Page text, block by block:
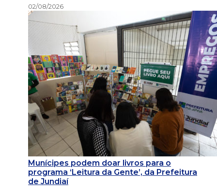
02/08/2026
Munícipes podem doar livros para o
programa ‘Leitura da Gente’, da Prefeitura
de Jundiaí